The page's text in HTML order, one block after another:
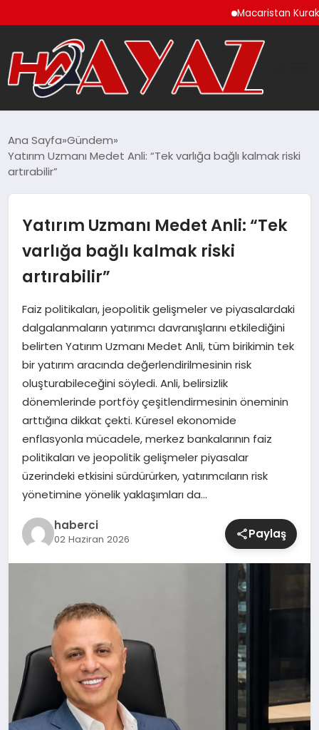
Macaristan Kuraklık
DÜNYA
MAGAZIN
SAĞLIK
SIYASET
SPOR
TEKNOLOJI
YAŞAM
Ana Sayfa Gündem
Yatırım Uzmanı Medet Anli: “Tek varlığa bağlı kalmak riski
artırabilir”
Yatırım Uzmanı Medet Anli: “Tek
varlığa bağlı kalmak riski
artırabilir”
Faiz politikaları, jeopolitik gelişmeler ve piyasalardaki
dalgalanmaların yatırımcı davranışlarını etkilediğini
belirten Yatırım Uzmanı Medet Anli, tüm birikimin tek
bir yatırım aracında değerlendirilmesinin risk
oluşturabileceğini söyledi. Anli, belirsizlik
dönemlerinde portföy çeşitlendirmesinin öneminin
arttığına dikkat çekti. Küresel ekonomide
enflasyonla mücadele, merkez bankalarının faiz
politikaları ve jeopolitik gelişmeler piyasalar
üzerindeki etkisini sürdürürken, yatırımcıların risk
yönetimine yönelik yaklaşımları da…
haberci
02 Haziran 2026 Paylaş